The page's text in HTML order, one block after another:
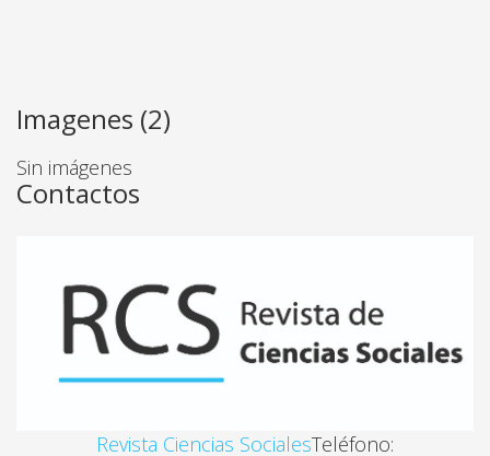
Imagenes (2)
Sin imágenes
Contactos
Revista Ciencias SocialesTeléfono: